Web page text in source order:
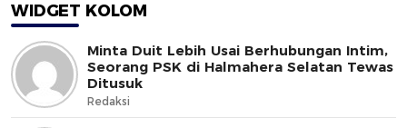
WIDGET KOLOM
Minta Duit Lebih Usai Berhubungan Intim,
Seorang PSK di Halmahera Selatan Tewas
Ditusuk
Redaksi